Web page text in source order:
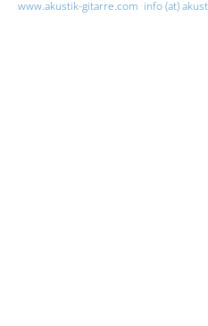
www.akustik-gitarre.com ·info (at)